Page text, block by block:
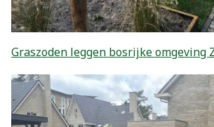
Graszoden leggen bosrijke omgeving